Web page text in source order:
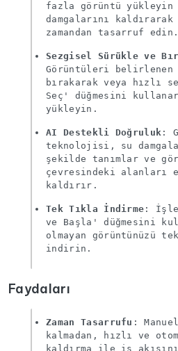
fazla görüntü
damgalarını
zamandan tasarruf edin.
Sezgisel Sürükle ve
Görüntüleri belirlenen
bırakarak veya hızlı
Seç' düğmesini
yükleyin.
AI Destekli Doğruluk :
teknolojisi, su
şekilde tanımlar ve
çevresindeki alanları
kaldırır.
Tek Tıkla İndirme :
ve Başla' düğmesini
olmayan görüntünüzü
indirin.
Faydaları
Zaman Tasarrufu :
kalmadan, hızlı ve
kaldırma ile iş